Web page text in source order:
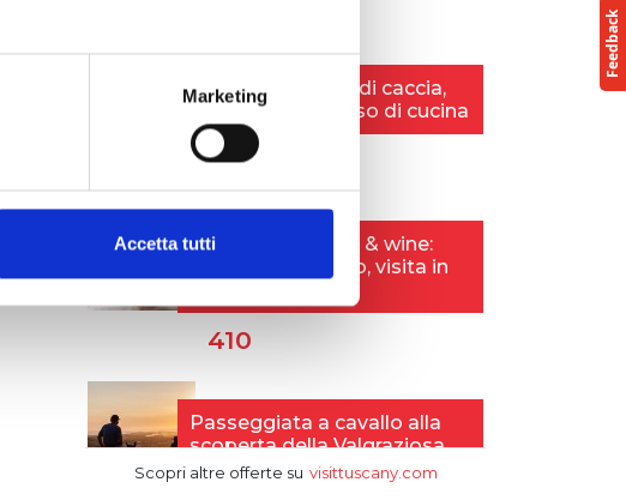
Marketing
Accetta tutti